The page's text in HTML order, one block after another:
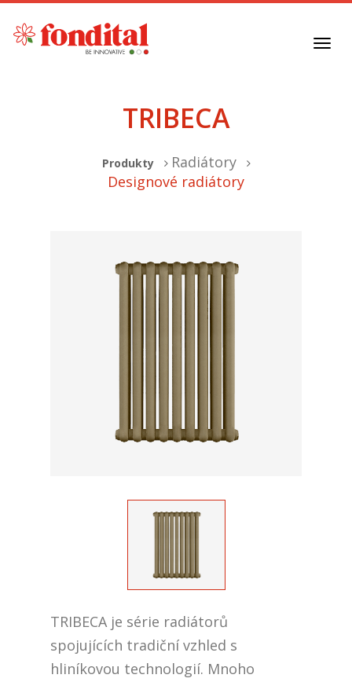
TRIBECA
Produkty
Radiátory
Designové radiátory
TRIBECA je série radiátorů
spojujících tradiční vzhled s
hliníkovou technologií. Mnoho